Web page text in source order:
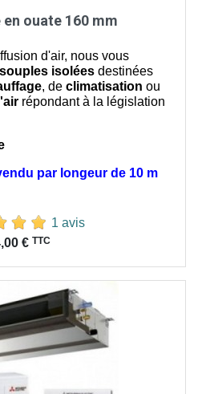
ouate 160 mm
d'air, nous vous
isolées destinées
, de climatisation ou
répondant à la législation
par longeur de 10 m
1 avis
€ TTC